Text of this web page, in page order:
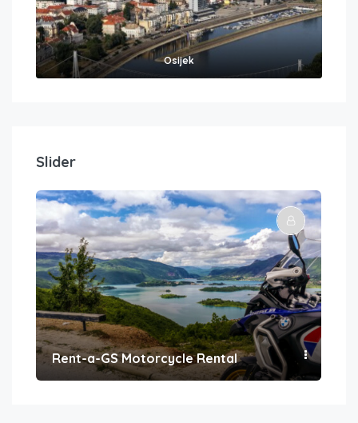
Osijek
Slider
Rent-a-GS Motorcycle Rental